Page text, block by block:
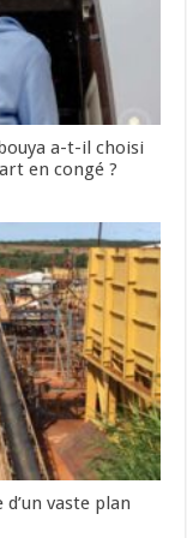
a-t-il choisi
en congé ?
vaste plan